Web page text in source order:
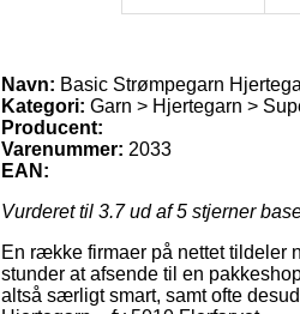
Navn: Basic Strømpegarn
Kategori: Garn > Hjertegarn >
Producent:
Varenummer: 2033
EAN:
Vurderet til 3.7ud af 5 stjerner
En række firmaer på nettet tildeler
stunder at afsende til en
altså særligt smart, samt ofte